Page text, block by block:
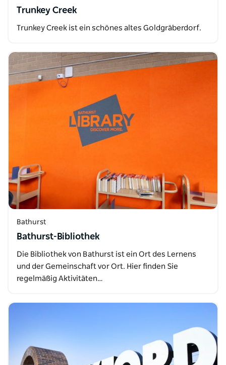
Trunkey Creek
Trunkey Creek ist ein schönes altes Goldgräberdorf.
Bathurst
Bathurst-Bibliothek
Die Bibliothek von Bathurst ist ein Ort des Lernens
und der Gemeinschaft vor Ort. Hier finden Sie
regelmäßig Aktivitäten…